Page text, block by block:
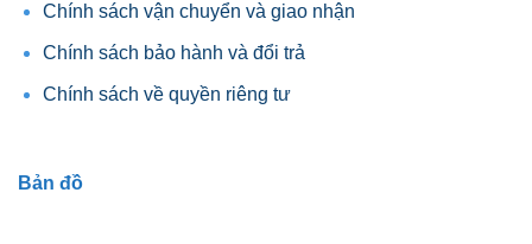
Chính sách vận chuyển và giao nhận
Chính sách bảo hành và đổi trả
Chính sách về quyền riêng tư
Bản đồ